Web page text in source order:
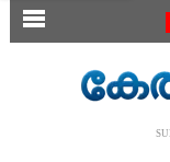
SECTIONS